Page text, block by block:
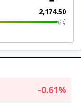
हाई
₹2,174.50
-0.61%